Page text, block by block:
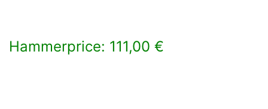
Hammerprice: 111,00 €